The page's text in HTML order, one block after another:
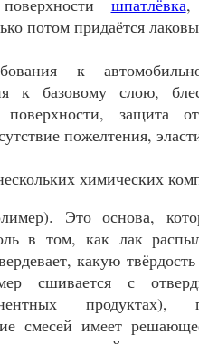
шпатлёвка,
потом придаётся
к
к базовому слою,
поверхности, защита
пожелтения,
химических
Это основа,
в том, как лак
какую
сшивается с
продуктах),
смесей имеет